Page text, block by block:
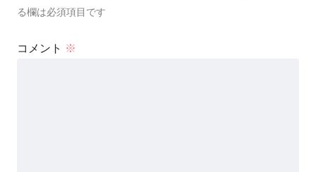
る欄は必須項目です
コメント ※